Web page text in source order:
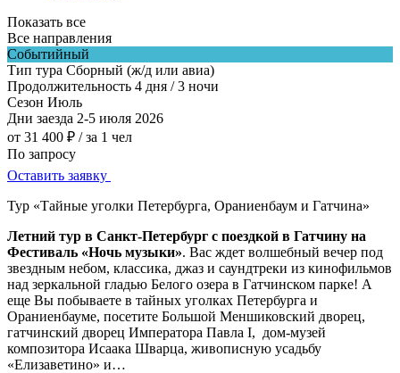
Показать все
Все направления
Событийный
Тип тура Сборный (ж/д или авиа)
Продолжительность 4 дня / 3 ночи
Сезон Июль
Дни заезда 2-5 июля 2026
от 31 400 ₽ / за 1 чел
По запросу
Оставить заявку
Тур «Тайные уголки Петербурга, Ораниенбаум и Гатчина»
Летний тур в Санкт-Петербург с поездкой в Гатчину на
Фестиваль «Ночь музыки». Вас ждет волшебный вечер под
звездным небом, классика, джаз и саундтреки из кинофильмов
над зеркальной гладью Белого озера в Гатчинском парке! А
еще Вы побываете в тайных уголках Петербурга и
Ораниенбауме, посетите Большой Меншиковский дворец,
гатчинский дворец Императора Павла I, дом-музей
композитора Исаака Шварца, живописную усадьбу
«Елизаветино» и…